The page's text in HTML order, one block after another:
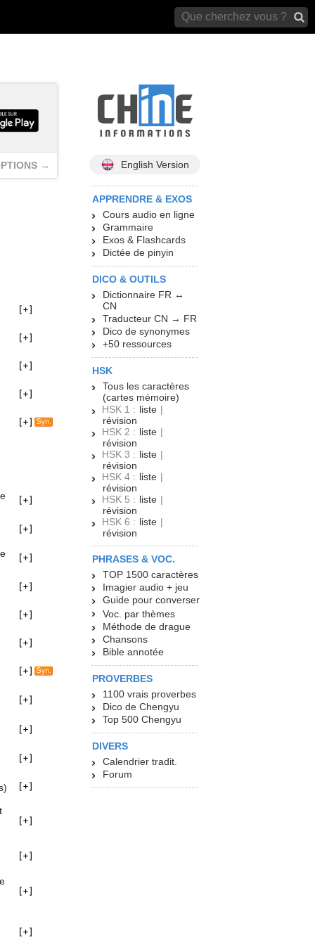
→ English Version
APPRENDRE & EXOS
Cours audio en ligne
Grammaire
Exos & Flashcards
Dictée de pinyin
DICO & OUTILS
Dictionnaire FR ↔
CN
Traducteur CN → FR
Dico de synonymes
+50 ressources
HSK
Tous les caractères
(cartes mémoire)
HSK 1 : liste |
révision
HSK 2 : liste |
révision
HSK 3 : liste |
révision
HSK 4 : liste |
révision
HSK 5 : liste |
révision
HSK 6 : liste |
révision
PHRASES & VOC.
TOP 1500 caractères
Imagier audio + jeu
Guide pour converser
Voc. par thèmes
Méthode de drague
Chansons
Bible annotée
PROVERBES
1100 vrais proverbes
Dico de Chengyu
Top 500 Chengyu
DIVERS
Calendrier tradit.
Forum